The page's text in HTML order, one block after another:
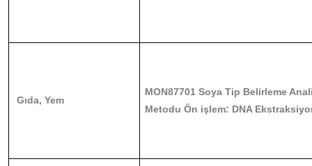
Gıda, Yem
MON87701 Soya Tip Belirleme
Metodu Ön işlem: DNA